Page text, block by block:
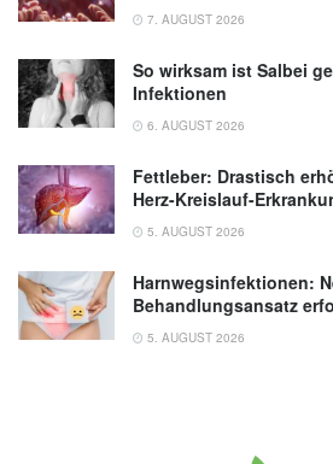
7. AUGUST 2026
So wirksam ist Salbei
Infektionen
6. AUGUST 2026
Fettleber: Drastisch
Herz-Kreislauf-
5. AUGUST 2026
Harnwegsinfektionen:
Behandlungsansatz
5. AUGUST 2026